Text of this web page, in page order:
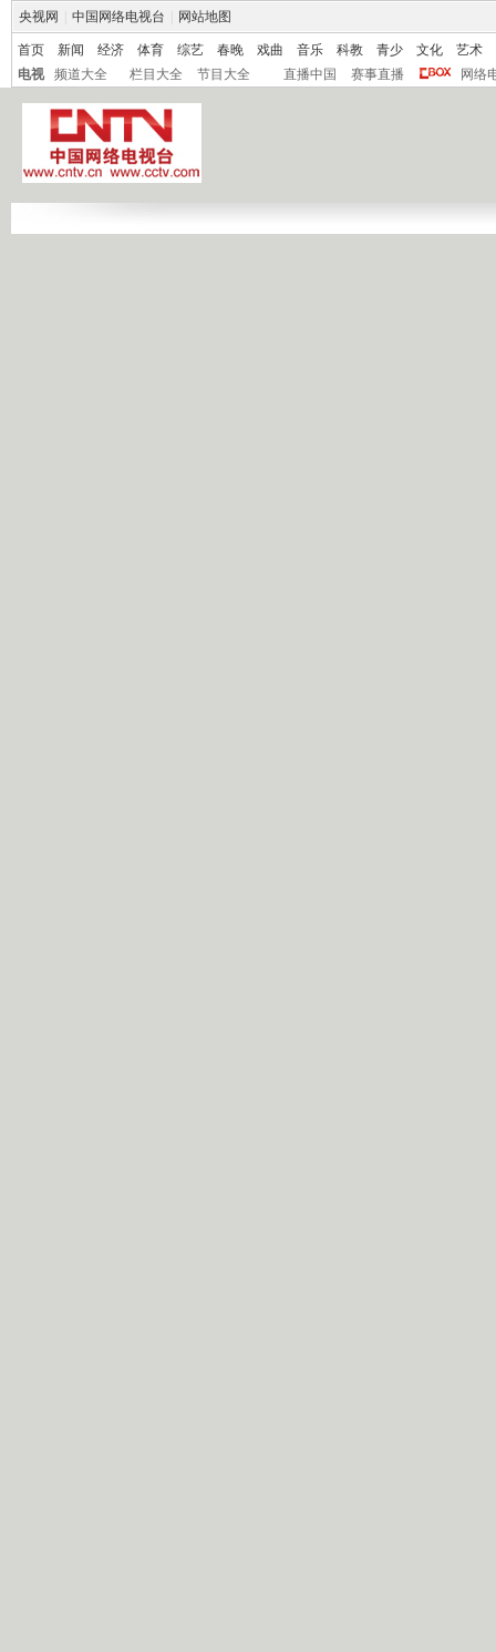
央视网 中国网络电视台 网站地图
首页 新闻 经济 体育 综艺 春晚 戏曲 音乐 科教 青少 文化
艺术
电视
频道大全 栏目大全 节目大全 直播中国 赛事直播 网络